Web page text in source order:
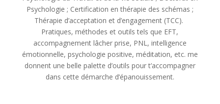
Psychologie ; Certification en thérapie des schémas ;
Thérapie d’acceptation et d’engagement (TCC).
Pratiques, méthodes et outils tels que EFT,
accompagnement lâcher prise, PNL, intelligence
émotionnelle, psychologie positive, méditation, etc. me
donnent une belle palette d’outils pour t’accompagner
dans cette démarche d’épanouissement.